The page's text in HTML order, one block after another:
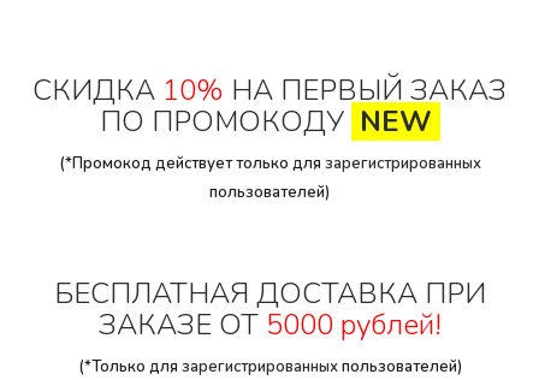
СКИДКА 10% НА ПЕРВЫЙ ЗАКАЗ
ПО ПРОМОКОДУ NEW
(*Промокод действует только для зарегистрированных
пользователей)
БЕСПЛАТНАЯ ДОСТАВКА ПРИ
ЗАКАЗЕ ОТ 5000 рублей!
(*Только для зарегистрированныхпользователей)